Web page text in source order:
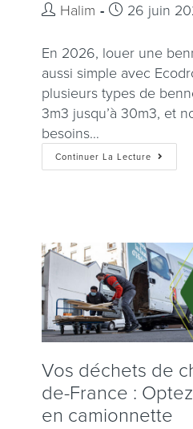
Halim 26 juin
En 2026, louer une
aussi simple avec
plusieurs types de
3m3 jusqu’à 30m3, et
besoins…
Continuer La Lecture
Vos déchets de
de-France :
en camionnette